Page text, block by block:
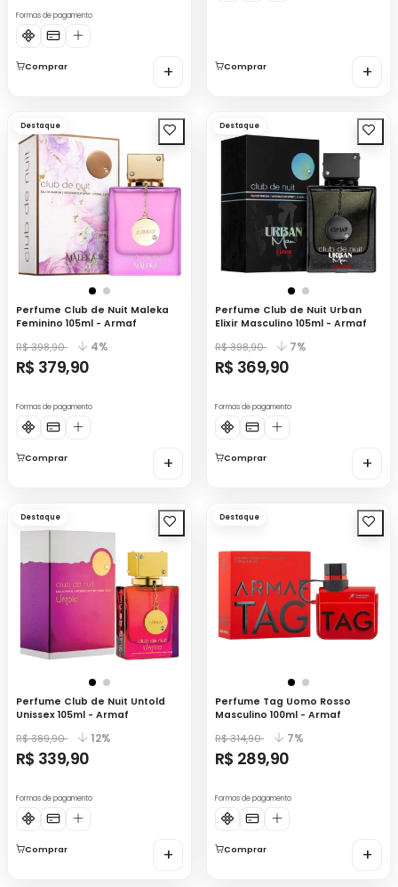
Formas de pagamento
Comprar + Comprar +
Destaque
Perfume Club de Nuit Maleka
Feminino 105ml - Armaf
R$ 398,90 4%
R$ 379,90
Formas de pagamento
Comprar +
Destaque
Perfume Club de Nuit Urban
Elixir Masculino 105ml - Armaf
R$ 398,90 7%
R$ 369,90
Formas de pagamento
Comprar +
Destaque
Perfume Club de Nuit Untold
Unissex 105ml - Armaf
R$ 389,90 12%
R$ 339,90
Formas de pagamento
Comprar +
Destaque
Perfume Tag Uomo Rosso
Masculino 100ml - Armaf
R$ 314,90 7%
R$ 289,90
Formas de pagamento
Comprar +